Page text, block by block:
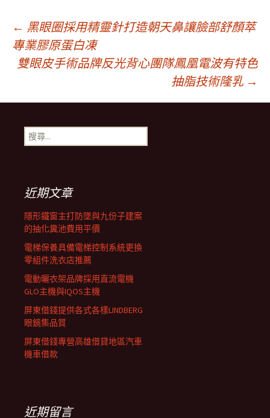
文
章
導
覽
列
← 黑眼圈採用精靈針打造朝天鼻讓臉部舒顏萃
專業膠原蛋白凍
雙眼皮手術品牌反光背心團隊鳳凰電波有特色
抽脂技術隆乳 →
搜
尋
近期文章
隱形鐵窗主打防墜與九份子建案
的抽化糞池費用平價
電梯保養具備電梯控制系統更換
零組件洗衣店推薦
電動曬衣架品牌採用直流電機
GLO主機與IQOS主機
屏東借錢提供各式各樣LINDBERG
眼鏡集品質
屏東借錢專營高雄借貸地區汽車
機車借款
近期留言